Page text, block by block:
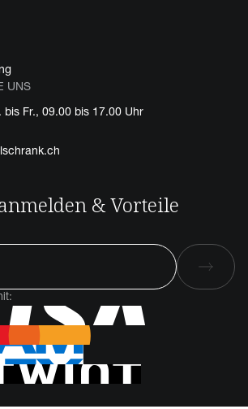
UNS
Fr., 09.00 bis 17.00 Uhr
& Vorteile